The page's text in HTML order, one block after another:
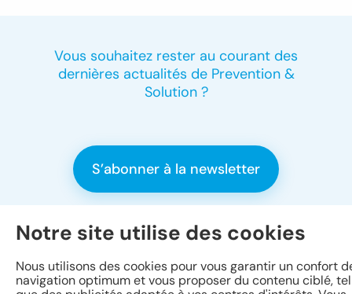
Vous souhaitez rester au courant des
dernières actualités de Prevention &
Solution ?
S’abonner à la newsletter
informations juridiques
Notre site utilise des cookies
Nous utilisons des cookies pour vous garantir un confort
navigation optimum et vous proposer du contenu ciblé, tel